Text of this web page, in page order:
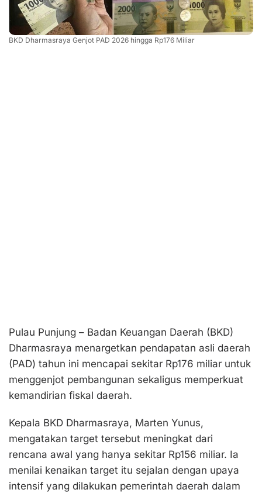
BKD Dharmasraya Genjot PAD 2026 hingga Rp176 Miliar
Pulau Punjung – Badan Keuangan Daerah (BKD)
Dharmasraya menargetkan pendapatan asli daerah
(PAD) tahun ini mencapai sekitar Rp176 miliar untuk
menggenjot pembangunan sekaligus memperkuat
kemandirian fiskal daerah.
Kepala BKD Dharmasraya, Marten Yunus,
mengatakan target tersebut meningkat dari
rencana awal yang hanya sekitar Rp156 miliar. Ia
menilai kenaikan target itu sejalan dengan upaya
intensif yang dilakukan pemerintah daerah dalam